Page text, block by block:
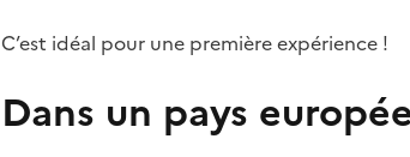
C’est idéal pour une première expérience !
Dans un pays